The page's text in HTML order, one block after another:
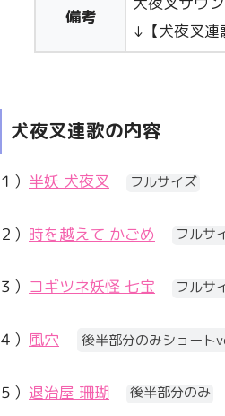
備考
↓【犬夜叉連
犬夜叉連歌の内容
１） 半妖 犬夜叉 フルサイズ
２） 時を越えて かごめ フルサ
３） コギツネ妖怪 七宝 フルサ
４） 風穴 後半部分のみショート
５） 退治屋 珊瑚 後半部分のみ